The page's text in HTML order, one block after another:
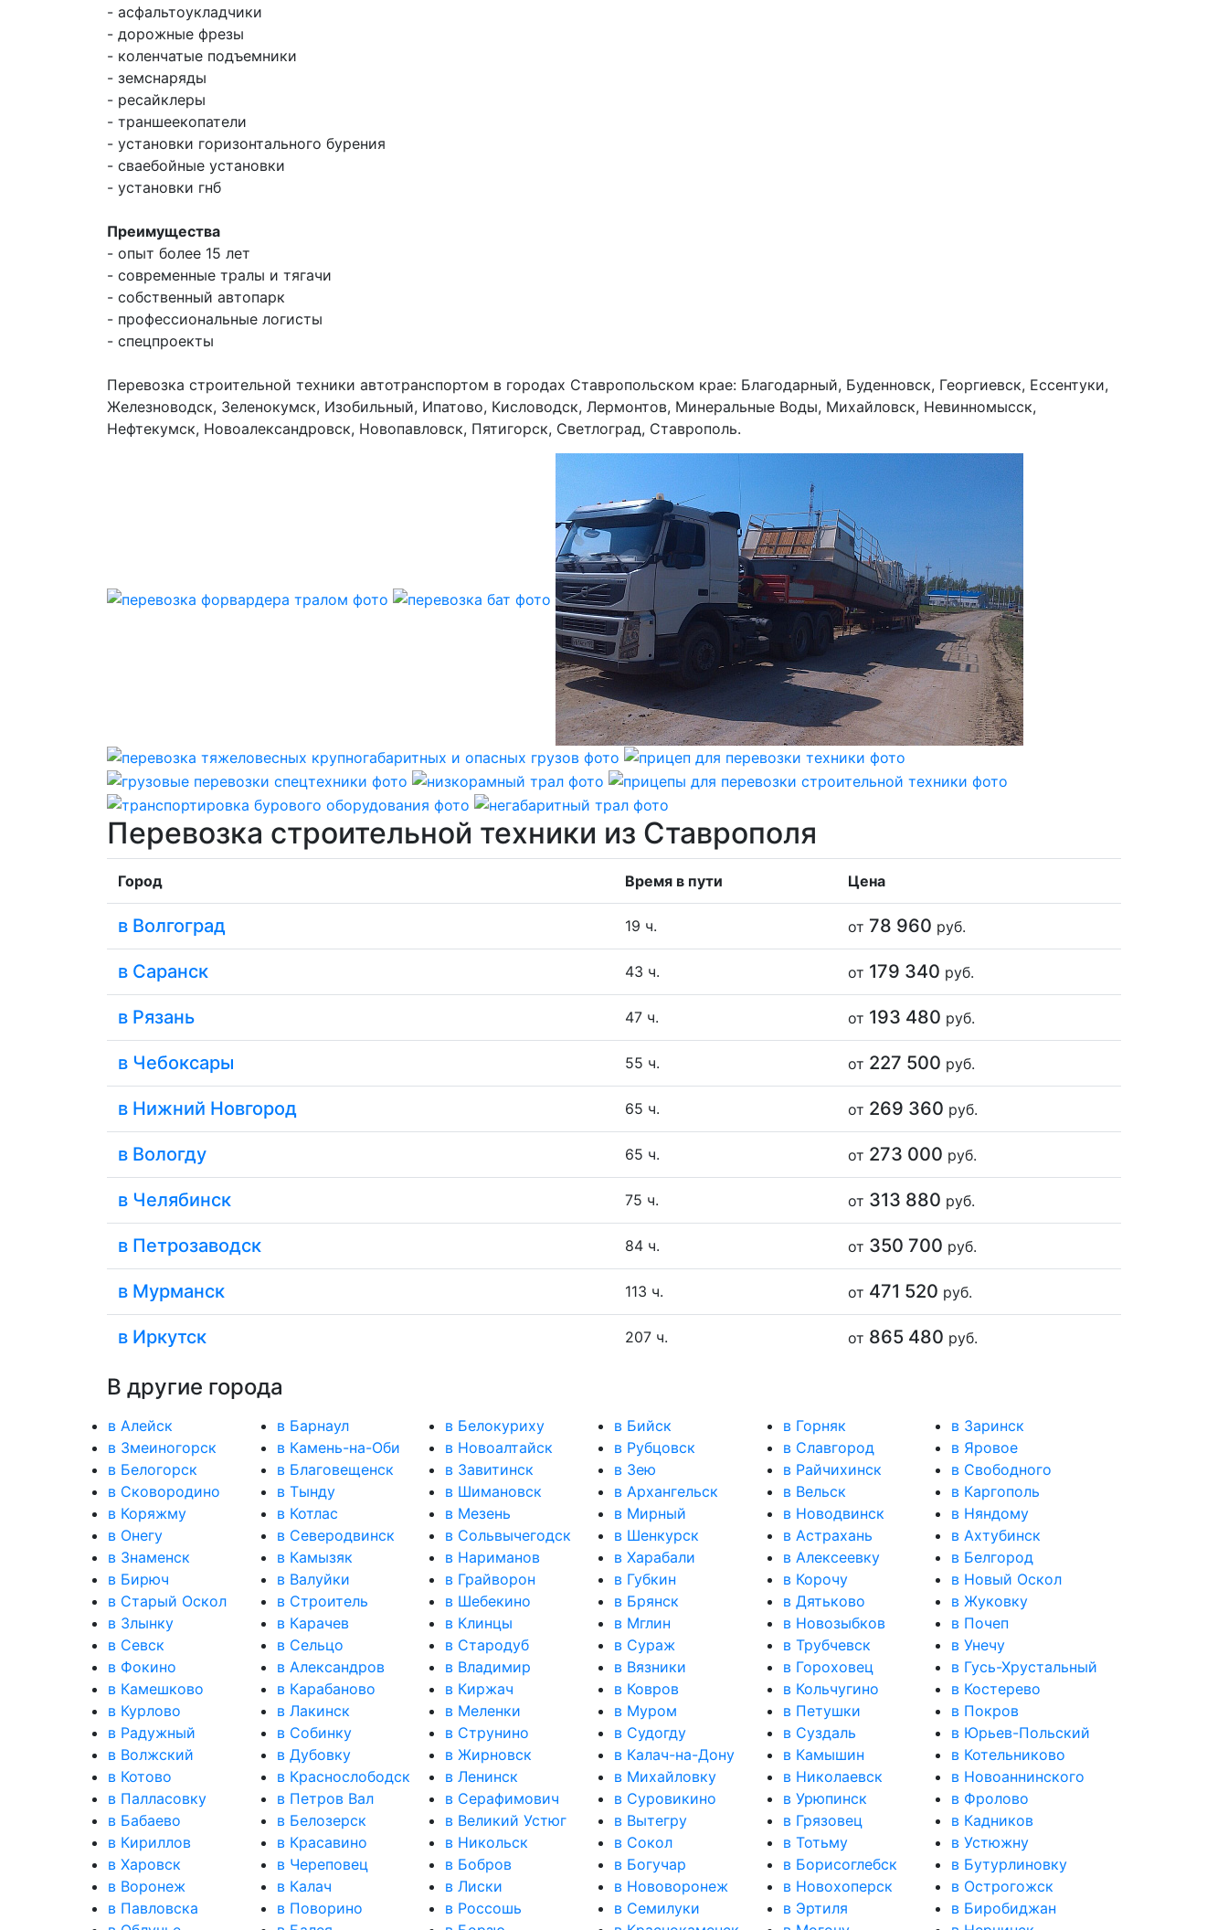
- асфальтоукладчики
- дорожные фрезы
- коленчатые подъемники
- земснаряды
- ресайклеры
- траншеекопатели
- установки горизонтального бурения
- сваебойные установки
- установки гнб
Преимущества
- опыт более 15 лет
- современные тралы и тягачи
- собственный автопарк
- профессиональные логисты
- спецпроекты
Перевозка строительной техники автотранспортом в городах Ставропольском крае: Благодарный, Буденновск, Георгиевск, Ессентуки,
Железноводск, Зеленокумск, Изобильный, Ипатово, Кисловодск, Лермонтов, Минеральные Воды, Михайловск, Невинномысск,
Нефтекумск, Новоалександровск, Новопавловск, Пятигорск, Светлоград, Ставрополь.
Перевозка строительной техники из Ставрополя
Город Время в пути Цена
в Волгоград 19 ч. от 78 960 руб.
в Саранск 43 ч. от 179 340 руб.
в Рязань 47 ч. от 193 480 руб.
в Чебоксары 55 ч. от 227 500 руб.
в Нижний Новгород 65 ч. от 269 360 руб.
в Вологду 65 ч. от 273 000 руб.
в Челябинск 75 ч. от 313 880 руб.
в Петрозаводск 84 ч. от 350 700 руб.
в Мурманск 113 ч. от 471 520 руб.
в Иркутск 207 ч. от 865 480 руб.
В другие города
в Алейск в Барнаул в Белокуриху в Бийск в Горняк
в Заринск
в Змеиногорск
в Камень-на-Оби в Новоалтайск в Рубцовск в Славгород
в Яровое
в Белогорск
в Благовещенск в Завитинск в Зею в Райчихинск
в Свободного
в Сковородино
в Тынду в Шимановск в Архангельск в Вельск
в Каргополь
в Коряжму
в Котлас в Мезень в Мирный в Новодвинск
в Няндому
в Онегу
в Северодвинск в Сольвычегодск в Шенкурск в Астрахань
в Ахтубинск
в Знаменск
в Камызяк в Нариманов в Харабали в Алексеевку
в Белгород
в Бирюч
в Валуйки в Грайворон в Губкин в Корочу
в Новый Оскол
в Старый Оскол
в Строитель в Шебекино в Брянск в Дятьково
в Жуковку
в Злынку
в Карачев в Клинцы в Мглин в Новозыбков
в Почеп
в Севск
в Сельцо в Стародуб в Сураж в Трубчевск
в Унечу
в Фокино
в Александров в Владимир в Вязники в Гороховец
в Гусь-Хрустальный
в Камешково
в Карабаново в Киржач в Ковров в Кольчугино
в Костерево
в Курлово
в Лакинск в Меленки в Муром в Петушки
в Покров
в Радужный
в Собинку в Струнино в Судогду в Суздаль
в Юрьев-Польский
в Волжский
в Дубовку в Жирновск в Калач-на-Дону в Камышин
в Котельниково
в Котово
в Краснослободск в Ленинск в Михайловку в Николаевск
в Новоаннинского
в Палласовку
в Петров Вал в Серафимович в Суровикино в Урюпинск
в Фролово
в Бабаево
в Белозерск в Великий Устюг в Вытегру в Грязовец
в Кадников
в Кириллов
в Красавино в Никольск в Сокол в Тотьму
в Устюжну
в Харовск
в Череповец в Бобров в Богучар в Борисоглебск
в Бутурлиновку
в Воронеж
в Калач в Лиски в Нововоронеж в Новохоперск
в Острогожск
в Павловска
в Поворино в Россошь в Семилуки в Эртиля
в Биробиджан